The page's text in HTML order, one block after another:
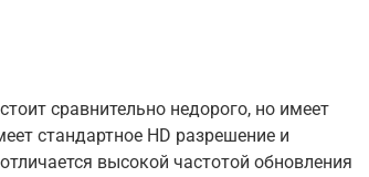
сравнительно недорого, но имеет
стандартное HD разрешение и
высокой частотой обновления